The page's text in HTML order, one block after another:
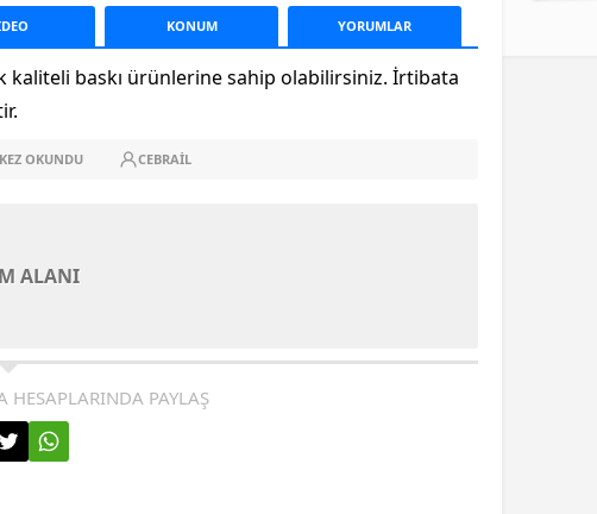
KONUM YORUMLAR
kaliteli baskı ürünlerine sahip olabilirsiniz. İrtibata
KEZ OKUNDU CEBRAIL
ALANI
HESAPLARINDA PAYLAŞ